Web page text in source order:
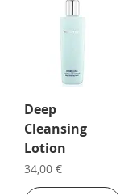
Deep
Cleansing
Lotion
Prezzo
34,00 €